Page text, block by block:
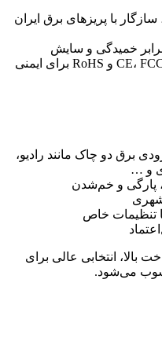
دارای گواهی‌های CE، FCC و RoHS برای ایمنی
برق دو چاک مانند رادیو،
و …
پارگی و خم‌شدن
شهری
تنظیمات خاص
بالا، انتخابی عالی برای
می‌شود.